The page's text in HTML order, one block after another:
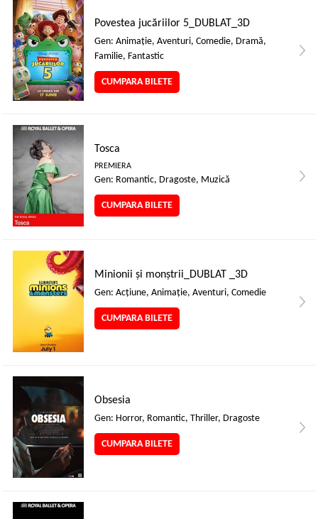
Povestea jucăriilor 5_DUBLAT_3D
Gen: Animaţie, Aventuri, Comedie, Dramă,
Familie, Fantastic
CUMPARA BILETE
Tosca
PREMIERA
Gen: Romantic, Dragoste, Muzică
CUMPARA BILETE
Minionii și monștrii_DUBLAT _3D
Gen: Acţiune, Animaţie, Aventuri, Comedie
CUMPARA BILETE
Obsesia
Gen: Horror, Romantic, Thriller, Dragoste
CUMPARA BILETE